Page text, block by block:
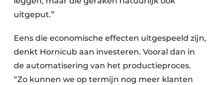
uitgeput.”
Eens die economische effecten uitgespeeld zijn,
denkt Hornicub aan investeren. Vooral dan in
de automatisering van het productieproces.
“Zo kunnen we op termijn nog meer klanten